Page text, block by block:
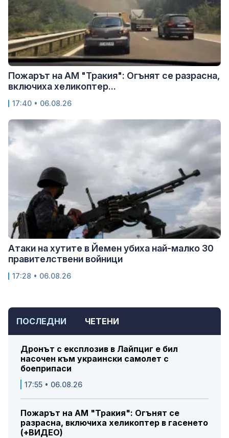
ПОСЛЕДНИ ЧЕТЕНИ
Дронът с експлозив в Лайпциг е бил
насочен към украински самолет с
боеприпаси
17:55 • 06.08.26
Пожарът на АМ "Тракия": Огънят се
разрасна, включиха хеликоптер в гасенето
(+ВИДЕО)
Пожарът на АМ "Тракия": Огънят се разрасна,
включиха хеликоптер...
17:40 • 06.08.26
Атаки на хутите в Йемен убиха най-малко 30
правителствени войници
17:28 • 06.08.26